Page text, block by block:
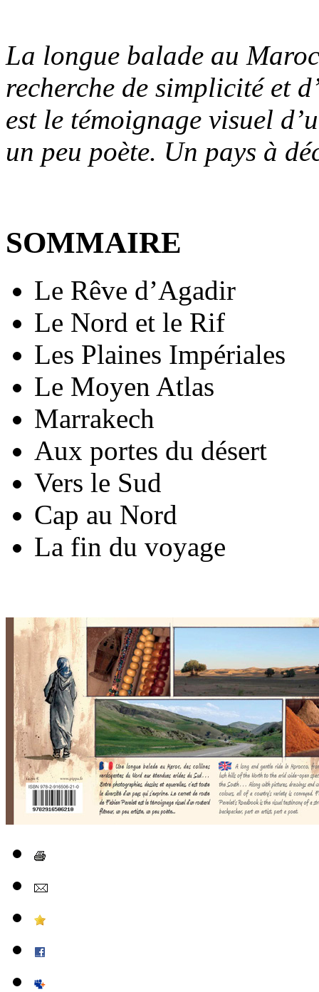
La longue balade au
recherche de simplicité et
est le témoignage visuel
un peu poète. Un pays à
SOMMAIRE
Le Rêve d’Agadir
Le Nord et le Rif
Les Plaines Impériales
Le Moyen Atlas
Marrakech
Aux portes du désert
Vers le Sud
Cap au Nord
La fin du voyage